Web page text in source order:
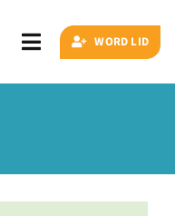
Toggle
Navigation
WORD LID